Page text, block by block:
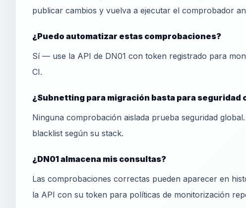
publicar cambios y vuelva a ejecutar el comprobador
¿Puedo automatizar estas comprobaciones?
Sí — use la API de DN01 con token registrado para
CI.
¿Subnetting para migración basta para seguridad
Ninguna comprobación aislada prueba seguridad
blacklist según su stack.
¿DN01 almacena mis consultas?
Las comprobaciones correctas pueden aparecer en
la API con su token para políticas de monitorización